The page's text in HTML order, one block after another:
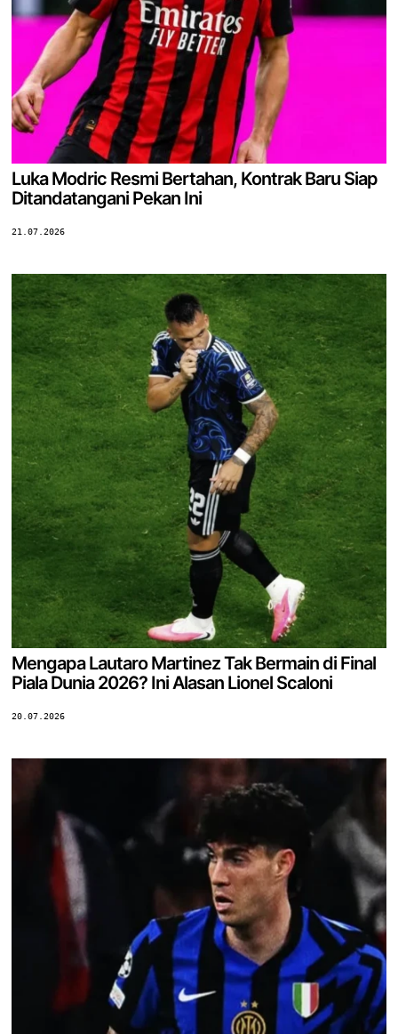
Luka Modric Resmi Bertahan, Kontrak Baru Siap
Ditandatangani Pekan Ini
21.07.2026
Mengapa Lautaro Martinez Tak Bermain di Final
Piala Dunia 2026? Ini Alasan Lionel Scaloni
20.07.2026